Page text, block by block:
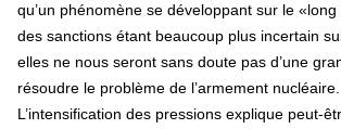
qu’un phénomène se développant sur le «long
des sanctions étant beaucoup plus incertain
elles ne nous seront sans doute pas d’une
résoudre le problème de l’armement nucléaire.
L’intensification des pressions explique peut-